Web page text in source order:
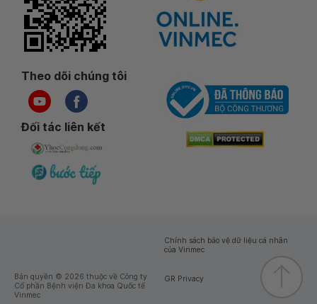
Theo dõi chúng tôi
Đối tác liên kết
Bản quyền © 2026 thuộc về Công ty
Cổ phần Bệnh viện Đa khoa Quốc tế
Vinmec
Chính sách bảo vệ dữ liệu cá nhân
của Vinmec
GR Privacy